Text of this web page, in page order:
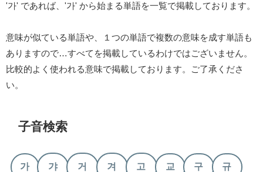
'가' であれば、'가' から始まる単語を一覧で掲載しております。
意味が似ている単語や、１つの単語で複数の意味を成す単語も
ありますので…すべてを掲載しているわけではございません。
比較的よく使われる意味で掲載しております。ご了承くださ
い。
子音検索
가 갸 거 겨 고 교 구 규